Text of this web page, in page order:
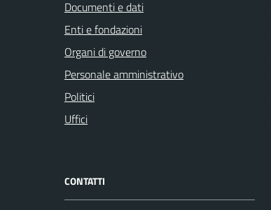
Documenti e dati
Enti e fondazioni
Organi di governo
Personale amministrativo
Politici
Uffici
CONTATTI